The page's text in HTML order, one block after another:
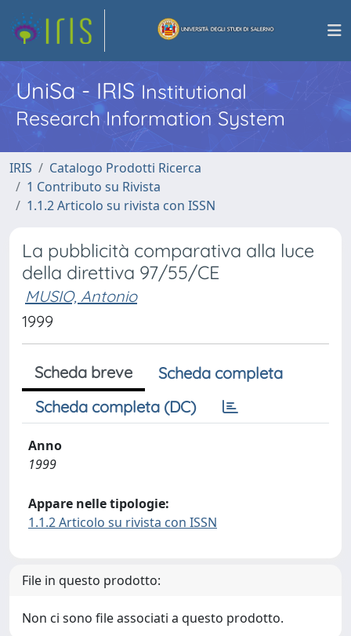
UniSa - IRISInstitutional
Research Information System
IRIS
Catalogo Prodotti Ricerca
1 Contributo su Rivista
1.1.2 Articolo su rivista con ISSN
La pubblicità comparativa alla luce
della direttiva 97/55/CE
MUSIO, Antonio
1999
Scheda breve
Scheda completa
Scheda completa (DC)
Anno
1999
Appare nelle tipologie:
1.1.2 Articolo su rivista con ISSN
File in questo prodotto:
Non ci sono file associati a questo prodotto.